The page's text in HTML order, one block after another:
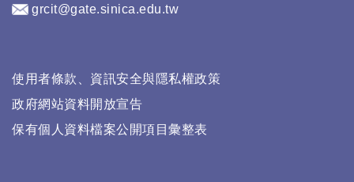
grcit@gate.sinica.edu.tw
使用者條款、資訊安全與隱私權政策
政府網站資料開放宣告
保有個人資料檔案公開項目彙整表